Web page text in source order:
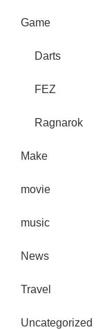
Game
Darts
FEZ
Ragnarok
Make
movie
music
News
Travel
Uncategorized